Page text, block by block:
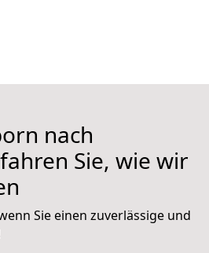
nach
Sie, wie wir
Sie einen zuverlässige und